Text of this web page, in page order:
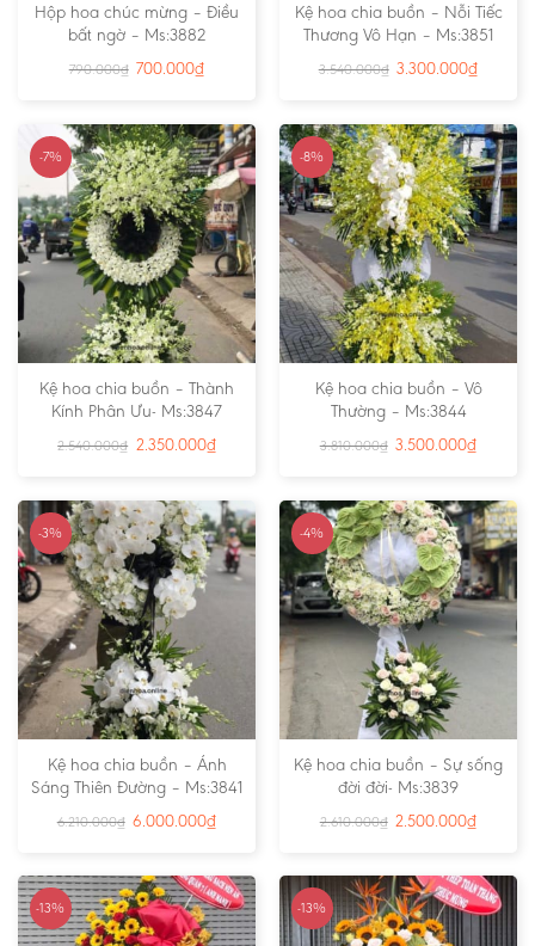
Hộp hoa chúc mừng – Điều
bất ngờ – Ms:3882
790.000₫ 700.000₫
Kệ hoa chia buồn – Nỗi Tiếc
Thương Vô Hạn – Ms:3851
3.540.000₫ 3.300.000₫
-7%
Kệ hoa chia buồn – Thành
Kính Phân Ưu- Ms:3847
2.540.000₫ 2.350.000₫
-8%
Kệ hoa chia buồn – Vô
Thường – Ms:3844
3.810.000₫ 3.500.000₫
-3%
Kệ hoa chia buồn – Ánh
Sáng Thiên Đường – Ms:3841
6.210.000₫ 6.000.000₫
-4%
Kệ hoa chia buồn – Sự sống
đời đời- Ms:3839
2.610.000₫ 2.500.000₫
-13% -13%